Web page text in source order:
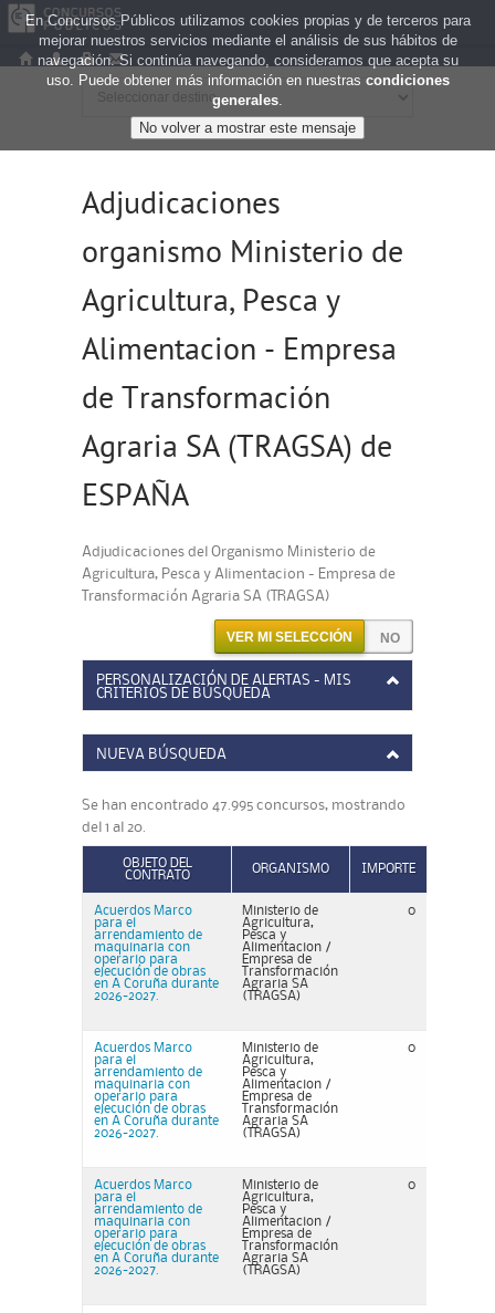
Adjudicaciones
organismo Ministerio de
Agricultura, Pesca y
Alimentacion - Empresa
de Transformación
Agraria SA (TRAGSA) de
ESPAÑA
Adjudicaciones del Organismo Ministerio de
Agricultura, Pesca y Alimentacion - Empresa de
Transformación Agraria SA (TRAGSA)
VER MI SELECCIÓN
PERSONALIZACIÓN DE ALERTAS - MIS
CRITERIOS DE BÚSQUEDA
NUEVA BÚSQUEDA
Se han encontrado 47.995 concursos, mostrando
del 1 al 20.
OBJETO DEL
CONTRATO
ORGANISMO IMPORTE
Acuerdos Marco
para el
arrendamiento de
maquinaria con
operario para
ejecución de obras
en A Coruña durante
2026-2027.
Ministerio de
Agricultura,
Pesca y
Alimentacion /
Empresa de
Transformación
Agraria SA
(TRAGSA)
0
Acuerdos Marco
para el
arrendamiento de
maquinaria con
operario para
ejecución de obras
en A Coruña durante
2026-2027.
Ministerio de
Agricultura,
Pesca y
Alimentacion /
Empresa de
Transformación
Agraria SA
(TRAGSA)
0
Acuerdos Marco
para el
arrendamiento de
maquinaria con
operario para
ejecución de obras
en A Coruña durante
2026-2027.
Ministerio de
Agricultura,
Pesca y
Alimentacion /
Empresa de
Transformación
Agraria SA
(TRAGSA)
0
En Concursos Públicos utilizamos cookies propias y de terceros para
mejorar nuestros servicios mediante el análisis de sus hábitos de
navegación. Si continúa navegando, consideramos que acepta su
uso. Puede obtener más información en nuestras condiciones
generales.